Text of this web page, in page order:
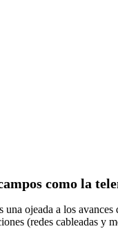
como la
ojeada a los avances
(redes cableadas y